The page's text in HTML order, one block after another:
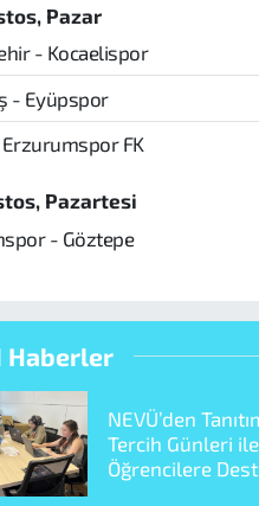
Pazar
- Kocaelispor
- Eyüpspor
FK
Pazartesi
- Göztepe
Haberler
NEVÜ’den
Tercih Günleri
Öğrencilere